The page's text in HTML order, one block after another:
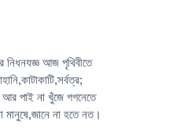
নিধনযজ্ঞ আজ পৃথিবীতে
আর পাই না খুঁজে গগনেতে
মানুষে,জানে না হতে নত।